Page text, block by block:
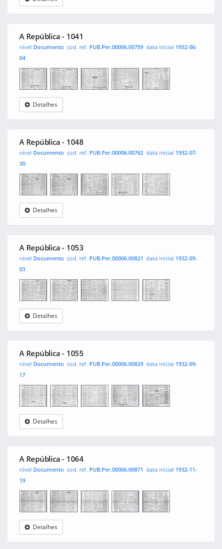
A
República
0001
A República - 1041
nível Documento cod. ref. PUB.Per.00006.00759 data inicial 1932-06-
04
A
República
0001
Detalhes
A República - 1048
nível Documento cod. ref. PUB.Per.00006.00762 data inicial 1932-07-
30
A
República
0001
Detalhes
A República - 1053
nível Documento cod. ref. PUB.Per.00006.00821 data inicial 1932-09-
03
A
República
0001
Detalhes
A República - 1055
nível Documento cod. ref. PUB.Per.00006.00829 data inicial 1932-09-
17
A
República
0001
Detalhes
A República - 1064
nível Documento cod. ref. PUB.Per.00006.00871 data inicial 1932-11-
19
A
República
0001
Detalhes